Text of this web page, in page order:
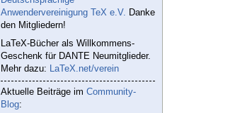
Anwendervereinigung TeX e.V. Danke
den Mitgliedern!
LaTeX-Bücher als Willkommens-
Geschenk für DANTE Neumitglieder.
Mehr dazu: LaTeX.net/verein
Aktuelle Beiträge im Community-
Blog: